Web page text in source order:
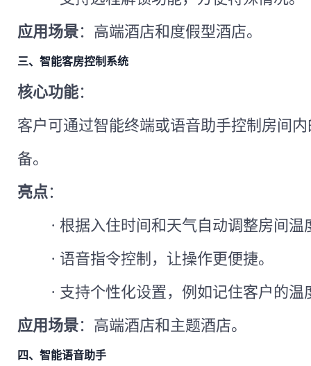
应用场景：高端酒店和度假型酒店。
三、智能客房控制系统
核心功能：
客户可通过智能终端或语音助手控制房间
备。
亮点 ：
· 根据入住时间和天气自动调整房间温
· 语音指令控制，让操作更便捷。
· 支持个性化设置，例如记住客户的温
应用场景：高端酒店和主题酒店。
四、智能语音助手